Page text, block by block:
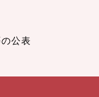
公表